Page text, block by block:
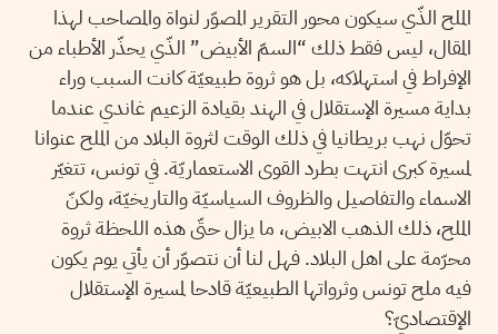
الملح الذّي سيكون محور التقرير المصوّر لنواة والمصاحب لهذا
المقال، ليس فقط ذلك “السمّ الأبيض” الذّي يحذّر الأطباء من
الإفراط في استهلاكه، بل هو ثروة طبيعيّة كانت السبب وراء
بداية مسيرة الإستقلال في الهند بقيادة الزعيم غاندي عندما
تحوّل نهب بريطانيا في ذلك الوقت لثروة البلاد من الملح عنوانا
لمسيرة كبرى انتهت بطرد القوى الاستعماريّة. في تونس، تتغيّر
الاسماء والتفاصيل والظروف السياسيّة والتاريخيّة، ولكنّ
الملح، ذلك الذهب الابيض، ما يزال حتّى هذه اللحظة ثروة
محرّمة على اهل البلاد. فهل لنا أن نتصوّر أن يأتي يوم يكون
فيه ملح تونس وثرواتها الطبيعيّة قادحا لمسيرة الإستقلال
الإقتصاديّ؟